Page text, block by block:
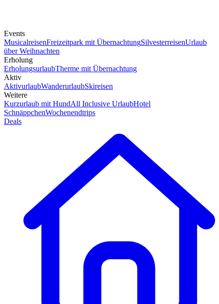
Events
MusicalreisenFreizeitpark mit ÜbernachtungSilvesterreisenUrlaub
über Weihnachten
Erholung
ErholungsurlaubTherme mit Übernachtung
Aktiv
AktivurlaubWanderurlaubSkireisen
Weitere
Kurzurlaub mit HundAll Inclusive UrlaubHotel
SchnäppchenWochenendtrips
Deals